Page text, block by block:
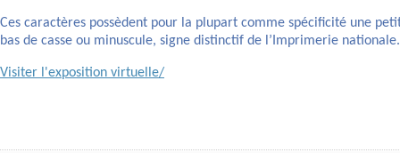
Ces caractères possèdent pour la plupart comme spécificité une
bas de casse ou minuscule, signe distinctif de l’Imprimerie nationale.
Visiter l'exposition virtuelle/